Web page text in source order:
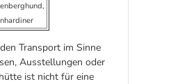
Transport im Sinne
Ausstellungen oder
ist nicht für eine